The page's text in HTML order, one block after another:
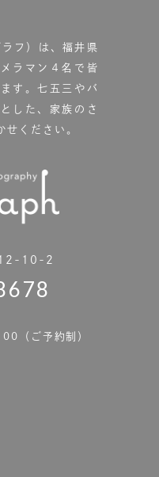
フ）は、福井県
ラマン４名で皆
す。七五三やバ
した、家族のさ
せください。
12-10-2
（ご予約制）